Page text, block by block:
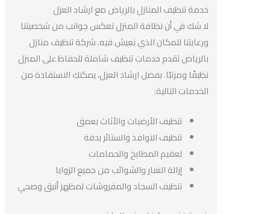
خدمة تنظيف المنازل بالرياض مع ارشاد العزل
لا شك في أن نظافة المنزل تعكس جوانب من شخصيتنا
ورعايتنا للمكان الذي نعيش فيه. شركة تنظيف منازل
بالرياض تقدم خدمات تنظيف شاملة للحفاظ على المنزل
نظيفًا ومرتبًا. بفضل ارشاد العزل، يمكنك الاستفادة من
الخدمات التالية:
تنظيف الأرضيات والأثاث بعمق
تنظيف النوافذ والستائر بدقة
تعقيم المطابخ والحمامات
إزالة الغبار والشوائب من جميع الزوايا
تنظيف السجاد والمفروشات لمظهر أنيق وصحي